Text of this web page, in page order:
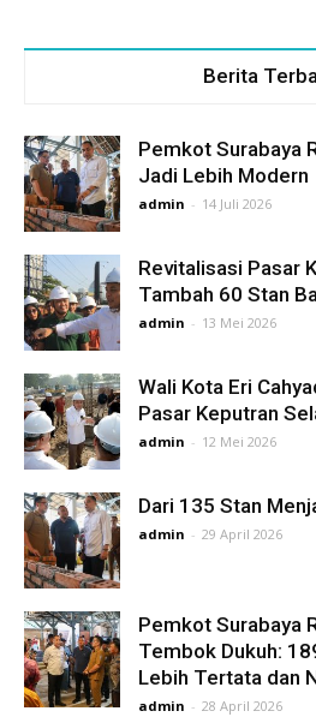
Berita
Pemkot Surabaya
Jadi Lebih Modern
admin - 14 Juli 2026
Revitalisasi Pasar
Tambah 60 Stan
admin - 13 Mei 2026
Wali Kota Eri
Pasar Keputran
admin - 12 Mei 2026
Dari 135 Stan
admin - 29 April 2026
Pemkot Surabaya
Tembok Dukuh:
Lebih Tertata dan
admin - 28 April 2026